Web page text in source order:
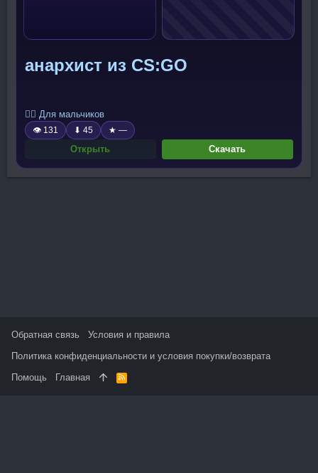
анархист из CS:GO
🧍‍♂️ Для мальчиков
👁 131 ⬇ 45 ★ —
Открыть Скачать
Обратная связь
Условия и правила
Политика конфиденциальности и условия покупки/возврата
Помощь
Главная
R